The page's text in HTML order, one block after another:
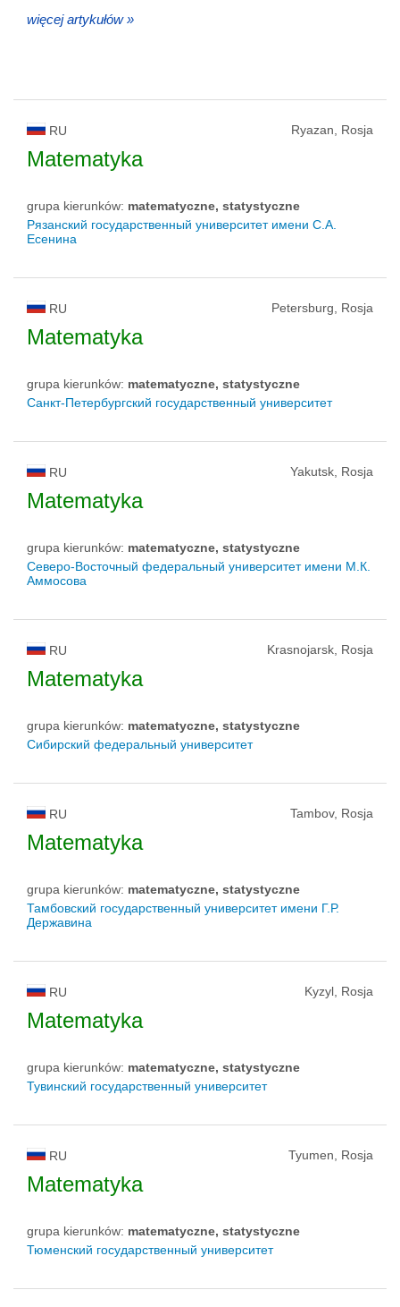
więcej artykułów »
RU Ryazan, Rosja
Matematyka
grupa kierunków: matematyczne, statystyczne
Рязанский государственный университет имени С.А.
Есенина
RU Petersburg, Rosja
Matematyka
grupa kierunków: matematyczne, statystyczne
Санкт-Петербургский государственный университет
RU Yakutsk, Rosja
Matematyka
grupa kierunków: matematyczne, statystyczne
Северо-Восточный федеральный университет имени М.К.
Аммосова
RU Krasnojarsk, Rosja
Matematyka
grupa kierunków: matematyczne, statystyczne
Сибирский федеральный университет
RU Tambov, Rosja
Matematyka
grupa kierunków: matematyczne, statystyczne
Тамбовский государственный университет имени Г.Р.
Державина
RU Kyzyl, Rosja
Matematyka
grupa kierunków: matematyczne, statystyczne
Тувинский государственный университет
RU Tyumen, Rosja
Matematyka
grupa kierunków: matematyczne, statystyczne
Тюменский государственный университет